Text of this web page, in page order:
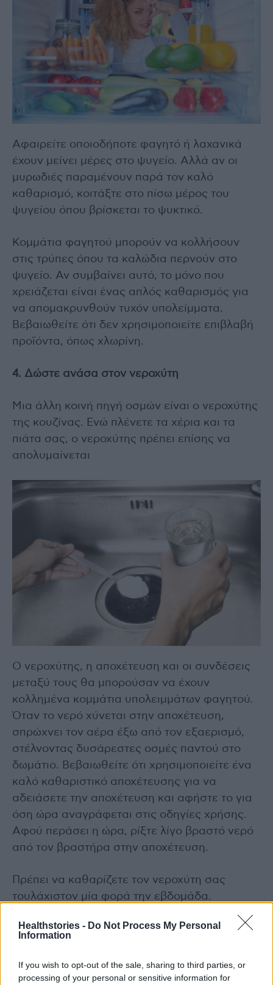
Healthstories - Do Not Process My Personal
Information
If you wish to opt-out of the sale, sharing to third parties, or
processing of your personal or sensitive information for
Αφαιρείτε οποιοδήποτε φαγητό ή λαχανικά
έχουν μείνει μέρες στο ψυγείο. Αλλά αν οι
μυρωδιές παραμένουν παρά τον καλό
καθαρισμό, κοιτάξτε στο πίσω μέρος του
ψυγείου όπου βρίσκεται το ψυκτικό.
Κομμάτια φαγητού μπορούν να κολλήσουν
στις τρύπες όπου τα καλώδια περνούν στο
ψυγείο. Αν συμβαίνει αυτό, το μόνο που
χρειάζεται είναι ένας απλός καθαρισμός για
να απομακρυνθούν τυχόν υπολείμματα.
Βεβαιωθείτε ότι δεν χρησιμοποιείτε επιβλαβή
προϊόντα, όπως χλωρίνη.
4. Δώστε ανάσα στον νεροχύτη
Μια άλλη κοινή πηγή οσμών είναι ο νεροχύτης
της κουζίνας. Ενώ πλένετε τα χέρια και τα
πιάτα σας, ο νεροχύτης πρέπει επίσης να
απολυμαίνεται
Ο νεροχύτης, η αποχέτευση και οι συνδέσεις
μεταξύ τους θα μπορούσαν να έχουν
κολλημένα κομμάτια υπολειμμάτων φαγητού.
Όταν το νερό χύνεται στην αποχέτευση,
σπρώχνει τον αέρα έξω από τον εξαερισμό,
στέλνοντας δυσάρεστες οσμές παντού στο
δωμάτιο. Βεβαιωθείτε ότι χρησιμοποιείτε ένα
καλό καθαριστικό αποχέτευσης για να
αδειάσετε την αποχέτευση και αφήστε το για
όση ώρα αναγράφεται στις οδηγίες χρήσης.
Αφού περάσει η ώρα, ρίξτε λίγο βραστό νερό
από τον βραστήρα στην αποχέτευση.
Πρέπει να καθαρίζετε τον νεροχύτη σας
τουλάχιστον μία φορά την εβδομάδα.
5. Πρόληψη
Υπάρχουν μερικά πράγματα που μπορείτε να
κάνετε για να διατηρήσετε τη φρεσκάδα της